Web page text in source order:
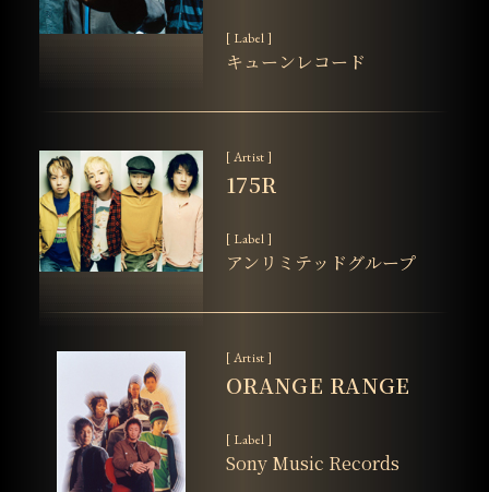
[ Label ]
キューンレコード
[ Artist ]
175R
[ Label ]
アンリミテッドグループ
[ Artist ]
ORANGE RANGE
[ Label ]
Sony Music Records